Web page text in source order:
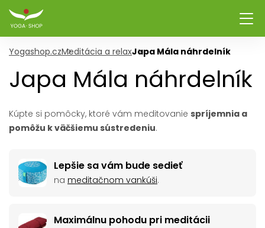
Yogashop.czMeditácia a relaxJapa Mála náhrdelník
Japa Mála náhrdelník
Kúpte si pomôcky, ktoré vám meditovanie spríjemnia a
pomôžu k väčšiemu sústredeniu.
Lepšie sa vám bude sedieť
na meditačnom vankúši.
Maximálnu pohodu pri meditácii